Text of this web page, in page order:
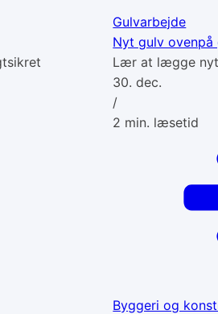
Gulvarbejde
Nyt gulv ovenpå
Lær at lægge nyt
30. dec.
/
2 min. læsetid
Byggeri og